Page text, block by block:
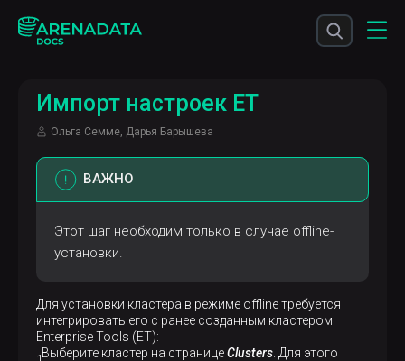
Импорт настроек ET
Ольга Семме, Дарья Барышева
ВАЖНО
Этот шаг необходим только в случае offline-
установки.
Для установки кластера в режиме offline требуется
интегрировать его с ранее созданным кластером
Enterprise Tools (ET):
Выберите кластер на страницеClusters . Для этого